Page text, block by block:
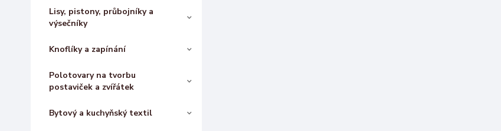
Lisy, pistony, průbojníky a
výsečníky
Knoflíky a zapínání
Polotovary na tvorbu
postaviček a zvířátek
Bytový a kuchyňský textil